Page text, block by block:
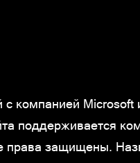
компанией Microsoft
поддерживается
права защищены.